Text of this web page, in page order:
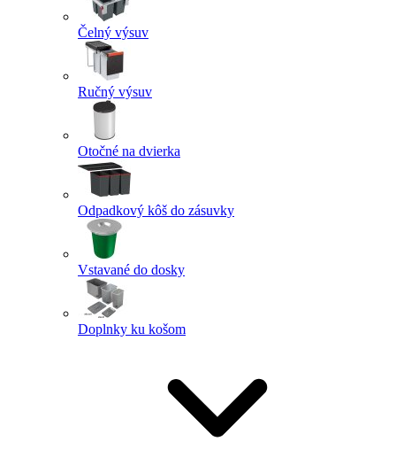
Čelný výsuv
Ručný výsuv
Otočné na dvierka
Odpadkový kôš do zásuvky
Vstavané do dosky
Doplnky ku košom